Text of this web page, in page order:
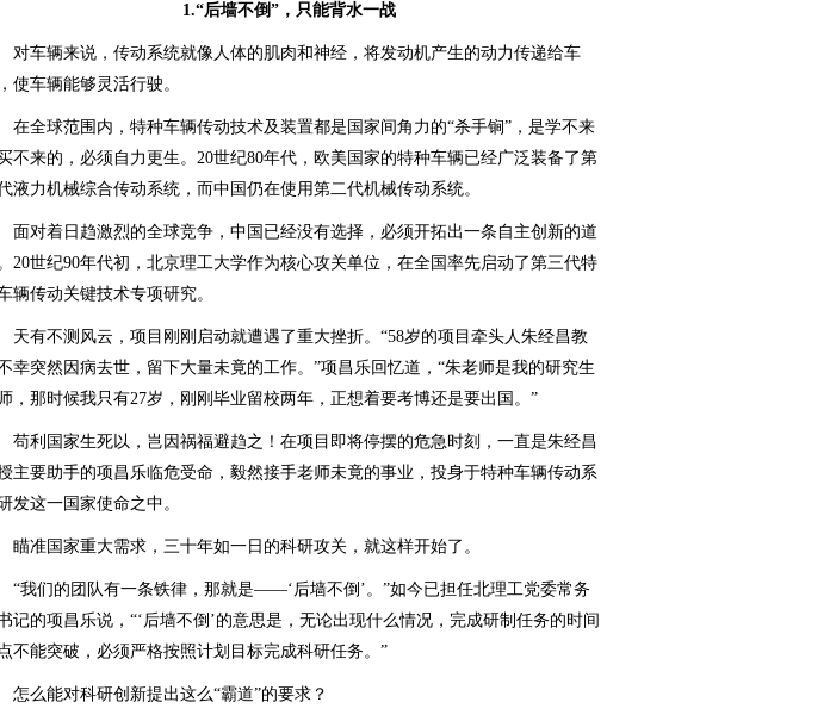
1.“后墙不倒”，只能背水一战
车辆来说，传动系统就像人体的肌肉和神经，将发动机产生的动力传递给车
使车辆能够灵活行驶。
全球范围内，特种车辆传动技术及装置都是国家间角力的“杀手锏”，是学不来
不来的，必须自力更生。20世纪80年代，欧美国家的特种车辆已经广泛装备了第
液力机械综合传动系统，而中国仍在使用第二代机械传动系统。
对着日趋激烈的全球竞争，中国已经没有选择，必须开拓出一条自主创新的道
20世纪90年代初，北京理工大学作为核心攻关单位，在全国率先启动了第三代特
辆传动关键技术专项研究。
有不测风云，项目刚刚启动就遭遇了重大挫折。“58岁的项目牵头人朱经昌教
幸突然因病去世，留下大量未竟的工作。”项昌乐回忆道，“朱老师是我的研究生
，那时候我只有27岁，刚刚毕业留校两年，正想着要考博还是要出国。”
利国家生死以，岂因祸福避趋之！在项目即将停摆的危急时刻，一直是朱经昌
主要助手的项昌乐临危受命，毅然接手老师未竟的事业，投身于特种车辆传动系
发这一国家使命之中。
准国家重大需求，三十年如一日的科研攻关，就这样开始了。
们的团队有一条铁律，那就是——‘后墙不倒’。”如今已担任北理工党委常务
记的项昌乐说，“‘后墙不倒’的意思是，无论出现什么情况，完成研制任务的时间
不能突破，必须严格按照计划目标完成科研任务。”
么能对科研创新提出这么“霸道”的要求？